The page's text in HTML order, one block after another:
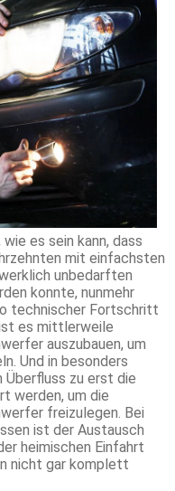
es sein kann, dass
mit einfachsten
unbedarften
konnte, nunmehr
technischer Fortschritt
ist es mittlerweile
auszubauen, um
Und in besonders
Überfluss zu erst die
werden, um die
freizulegen. Bei
ist der Austausch
heimischen Einfahrt
nicht gar komplett